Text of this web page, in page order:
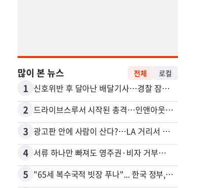
많이 본 뉴스 전체 로컬
1 신호위반 후 달아난 배달기사…경찰 잠복해 잡고보니 ‘반전’
2 드라이브스루서 시작된 총격…인앤아웃 참사 영상 공개
3 광고판 안에 사람이 산다?…LA 거리서 화제
4 서류 하나만 빠져도 영주권·비자 거부…심사관 재량권 대폭 확대
5 "65세 복수국적 빗장 푸나"... 한국 정부, 연령 완화 전면 추진